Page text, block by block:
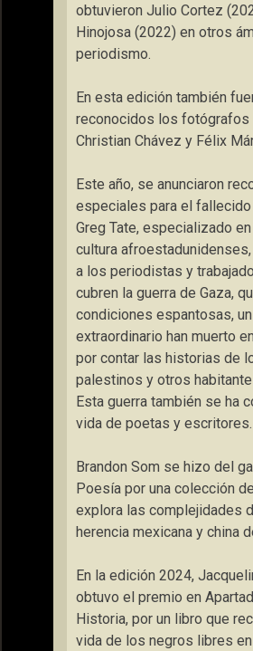
obtuvieron Julio Cortez
Hinojosa (2022) en otros
periodismo.
En esta edición también
reconocidos los fotógrafos
Christian Chávez y Félix
Este año, se anunciaron
especiales para el
Greg Tate, especializado
cultura
a los periodistas y
cubren la guerra de Gaza,
condiciones espantosas,
extraordinario han muerto
por contar las historias de
palestinos y otros
Esta guerra también se ha
vida de poetas y escritores.
Brandon Som se hizo del
Poesía por una colección
explora las complejidades
herencia mexicana y china
En la edición 2024,
obtuvo el premio en
Historia, por un libro que
vida de los negros libres